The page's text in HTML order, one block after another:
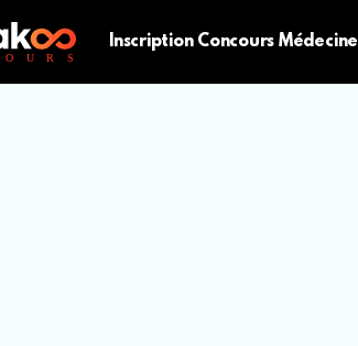
Inscription Concours Médecine